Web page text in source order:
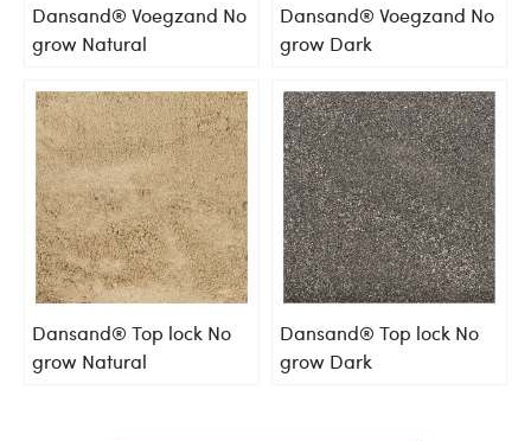
Dansand® Voegzand No
grow Natural
Dansand® Voegzand No
grow Dark
Dansand® Top lock No
grow Natural
Dansand® Top lock No
grow Dark